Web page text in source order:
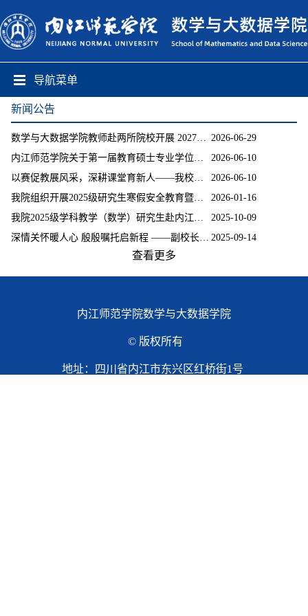
导航菜单
新闻公告
数学与大数据学院教师赴两所院校开展 2027年研究生招生宣讲 2026-06-29
内江师范学院关于第一届教育硕士专业学位研究生教学技能大赛比赛结果公示
2026-06-10
以赛促教展风采，深耕课堂育新人——我校举办第一届教育硕士研究生教学技能大赛
2026-06-10
我院组织开展2025级研究生寒假安全教育暨留校住宿管理工作会
2026-01-16
我院2025级学科教学（数学）研究生赴内江一中开启教育见习之旅
2025-10-09
深情关怀暖人心 殷殷嘱托启新程 ——副校长李益彬带队走访数学与大数据学院首届研... 2025-09-14
查看更多
内江师范学院数学与大数据学院
© 版权所有
地址：四川省内江市东兴区红桥街1号